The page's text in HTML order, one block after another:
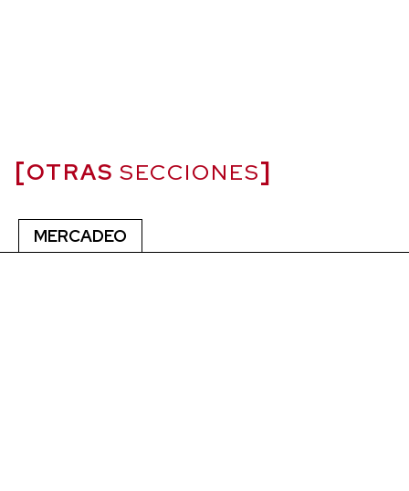
OTRAS SECCIONES
MERCADEO